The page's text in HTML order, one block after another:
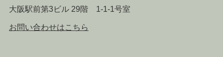
大阪駅前第3ビル 29階 1-1-1号室
お問い合わせはこちら